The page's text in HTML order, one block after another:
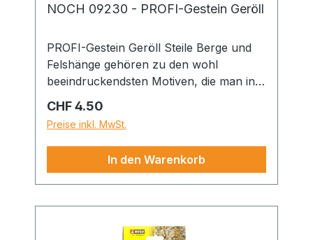
NOCH 09230 - PROFI-Gestein Geröll
PROFI-Gestein Geröll Steile Berge und
Felshänge gehören zu den wohl
beeindruckendsten Motiven, die man in
An Klippen und Schrofen brechen
immer wieder kleinere und größere Fels-
und Geröllblöcke ab und sammeln sich
in Geröllfeldern unterhalb der Steilwände
oder in Flussbetten. Das Geröll von
wunderschöne Fluss- und Seebetten im
Regulärer Preis:
CHF 4.50
Preise inkl. MwSt.
In den Warenkorb